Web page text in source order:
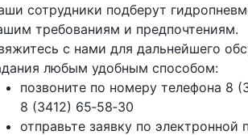
сотрудники подберут
требованиям и предпочтениям.
с нами для дальнейшего
любым удобным способом:
позвоните по номеру телефона 8
8 (3412) 65‑58‑30
отправьте заявку по электронной